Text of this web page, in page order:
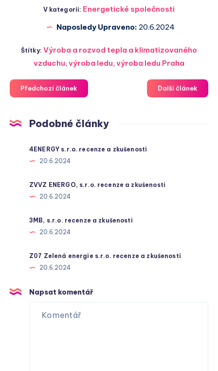
V kategorii: Energetické společnosti
Naposledy Upraveno: 20.6.2024
Štítky:Výroba a rozvod tepla a klimatizovaného
vzduchu, výroba ledu, výroba ledu Praha
Předchozí článek Další článek
Podobné články
4ENERGY s.r.o. recenze a zkušenosti
20.6.2024
ZVVZ ENERGO, s.r.o. recenze a zkušenosti
20.6.2024
3MB, s.r.o. recenze a zkušenosti
20.6.2024
Z07 Zelená energie s.r.o. recenze a zkušenosti
20.6.2024
Napsat komentář